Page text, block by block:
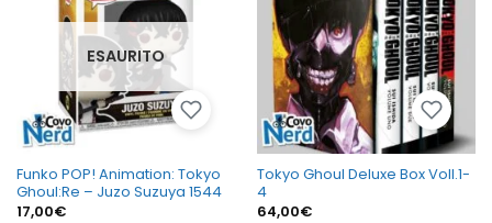
ESAURITO
Funko POP! Animation: Tokyo
Ghoul:Re – Juzo Suzuya 1544
17,00€
Tokyo Ghoul Deluxe Box Voll.1-
4
64,00€